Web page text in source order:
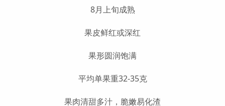
8月上旬成熟
果皮鲜红或深红
果形圆润饱满
平均单果重32-35克
果肉清甜多汁，脆嫩易化渣